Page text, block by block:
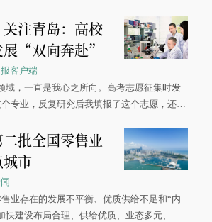
关注青岛：高校
展“双向奔赴”
客户端
域，一直是我心之所向。高考志愿征集时发
专业，反复研究后我填报了这个志愿，还真
院材料类专业的录取通知书。
批全国零售业
市
业存在的发展不平衡、优质供给不足和“内
快建设布局合理、供给优质、业态多元、智